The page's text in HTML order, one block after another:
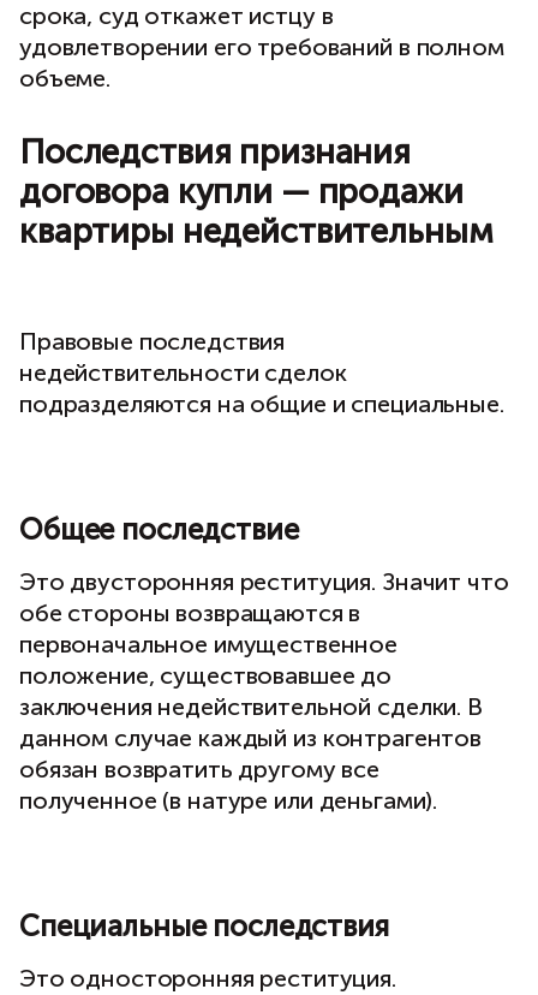
срока, суд откажет истцу в
удовлетворении его требований в полном
объеме.
Последствия признания
договора купли — продажи
квартиры недействительным
Правовые последствия
недействительности сделок
подразделяются на общие и специальные.
Общее последствие
Это двусторонняя реституция. Значит что
обе стороны возвращаются в
первоначальное имущественное
положение, существовавшее до
заключения недействительной сделки. В
данном случае каждый из контрагентов
обязан возвратить другому все
полученное (в натуре или деньгами).
Специальные последствия
Это односторонняя реституция.